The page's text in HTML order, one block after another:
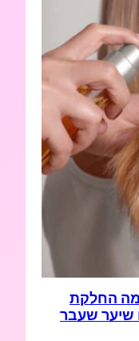
החלקת
שיער שעבר